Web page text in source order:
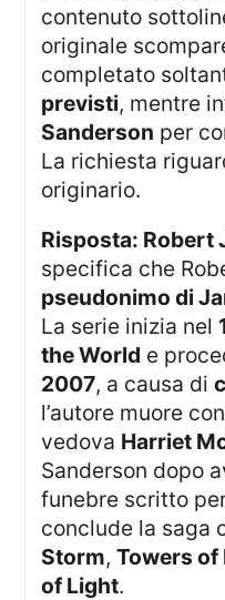
contenuto
originale
completato
previsti, mentre
Sanderson per
La richiesta
originario.
Risposta: Robert
specifica che
pseudonimo di
La serie inizia nel
the World e
2007, a causa di
l’autore muore
vedova Harriet
Sanderson dopo
funebre scritto
conclude la saga
Storm,Towers
of Light.